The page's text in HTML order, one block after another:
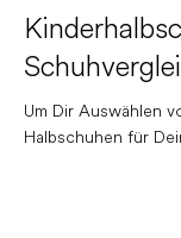
Um Dir Auswählen
Halbschuhen für